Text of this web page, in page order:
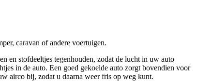
caravan of andere voertuigen.
en stofdeeltjes tegenhouden, zodat de lucht in uw auto
in de auto. Een goed gekoelde auto zorgt bovendien voor
airco bij, zodat u daarna weer fris op weg kunt.